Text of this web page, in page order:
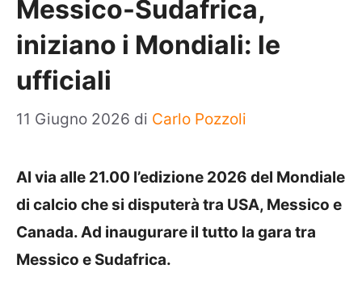
Messico-Sudafrica,
iniziano i Mondiali: le
ufficiali
11 Giugno 2026 di Carlo Pozzoli
Al via alle 21.00 l’edizione 2026 del Mondiale
di calcio che si disputerà tra USA, Messico e
Canada. Ad inaugurare il tutto la gara tra
Messico e Sudafrica.